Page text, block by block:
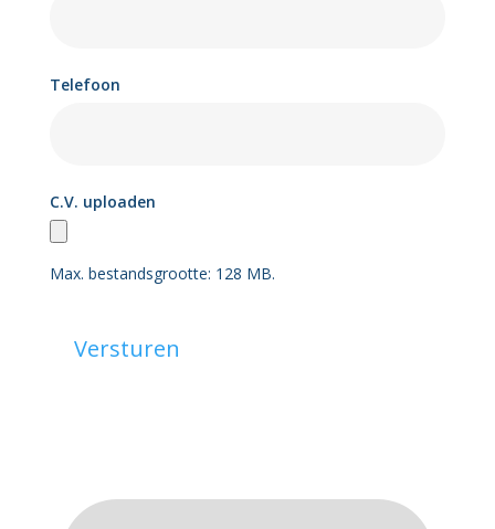
Telefoon
C.V. uploaden
Max. bestandsgrootte: 128 MB.
Versturen